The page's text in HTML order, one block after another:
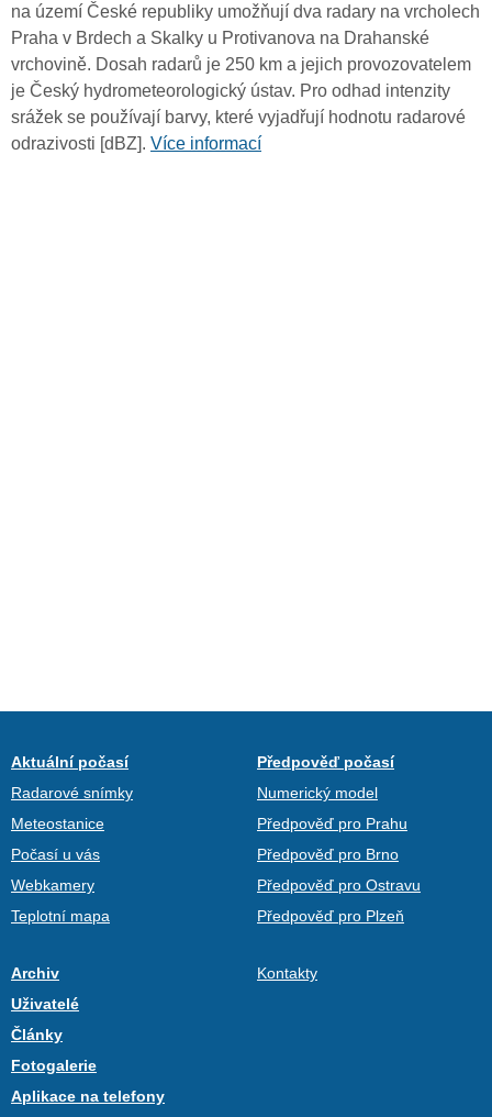
na území České republiky umožňují dva radary na vrcholech
Praha v Brdech a Skalky u Protivanova na Drahanské
vrchovině. Dosah radarů je 250 km a jejich provozovatelem
je Český hydrometeorologický ústav. Pro odhad intenzity
srážek se používají barvy, které vyjadřují hodnotu radarové
odrazivosti [dBZ]. Více informací
Aktuální počasí
Radarové snímky
Meteostanice
Počasí u vás
Webkamery
Teplotní mapa
Předpověď počasí
Numerický model
Předpověď pro Prahu
Předpověď pro Brno
Předpověď pro Ostravu
Předpověď pro Plzeň
Archiv
Uživatelé
Články
Fotogalerie
Aplikace na telefony
Kontakty